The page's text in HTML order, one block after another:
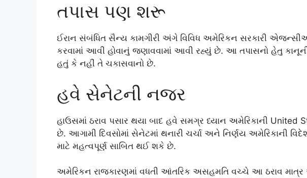
તપાસ પણ શરૂ
ઈરાન સંબંધિત સૈન્ય કામગીરી અંગે વિવિધ અમેરિકન સરકારી
કરવામાં આવી હોવાનું જણાવવામાં આવી રહ્યું છે. આ તપાસનો હેતુ
હતું કે નહીં તે ચકાસવાનો છે.
હવે સેનેટની નજર
હાઉસમાં ઠરાવ પસાર થયા બાદ હવે સમગ્ર ધ્યાન અમેરિકાની United
છે. આગામી દિવસોમાં સેનેટમાં થનારી ચર્ચા અને નિર્ણય અમેરિકાની
માટે મહત્વપૂર્ણ સાબિત થઈ શકે છે.
અમેરિકન રાજકારણમાં વધતી આંતરિક અસહમતિ વચ્ચે આ ઠરાવ માત્ર